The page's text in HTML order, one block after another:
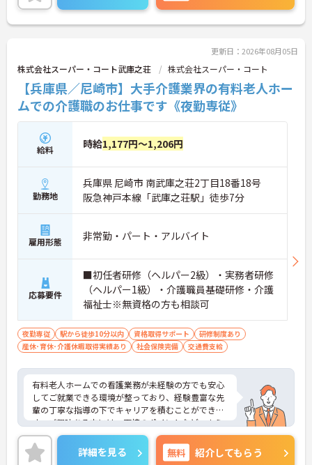
更新日：2026年08月05日
株式会社スーパー・コート武庫之荘 株式会社スーパー・コート
【兵庫県／尼崎市】大手介護業界の有料老人ホー
ムでの介護職のお仕事です《夜勤専従》
給料 時給1,177円～1,206円
勤務地
兵庫県 尼崎市 南武庫之荘2丁目18番18号
阪急神戸本線「武庫之荘駅」徒歩7分
雇用形態 非常勤・パート・アルバイト
応募要件
■初任者研修（ヘルパー2級）・実務者研修
（ヘルパー1級）・介護職員基礎研修・介護
福祉士※無資格の方も相談可
夜勤専従 駅から徒歩10分以内 資格取得サポート
研修制度あり
産休･育休･介護休暇取得実績あり
社会保険完備 交通費支給
有料老人ホームでの看護業務が未経験の方でも安心
してご就業できる環境が整っており、経験豊富な先
輩の丁寧な指導の下でキャリアを積むことができま
す。ご興味ある方には、面接のポイントなど、さら
に詳細をお話致しますのでお気軽にご相談くださ
い。
詳細を見る 無料 紹介してもらう